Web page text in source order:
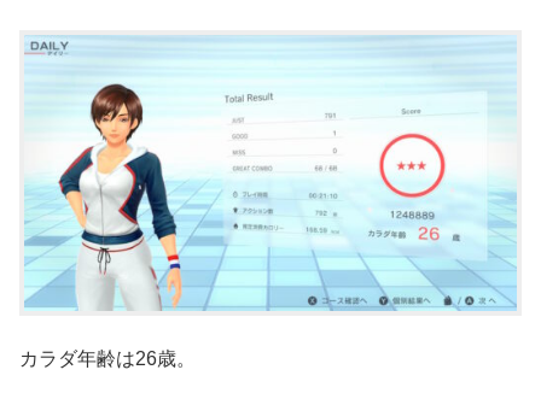
カラダ年齢は26歳。